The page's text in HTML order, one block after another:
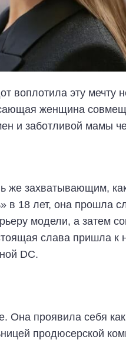
воплотила эту мечту
женщина
и заботливой мамы
же захватывающим,
в 18 лет, она прошла
модели, а затем
слава пришла к
DC.
Она проявила себя
продюсерской